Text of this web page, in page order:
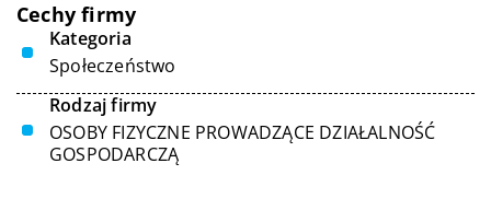
Cechy firmy
Kategoria
Społeczeństwo
Rodzaj firmy
OSOBY FIZYCZNE PROWADZĄCE DZIAŁALNOŚĆ
GOSPODARCZĄ